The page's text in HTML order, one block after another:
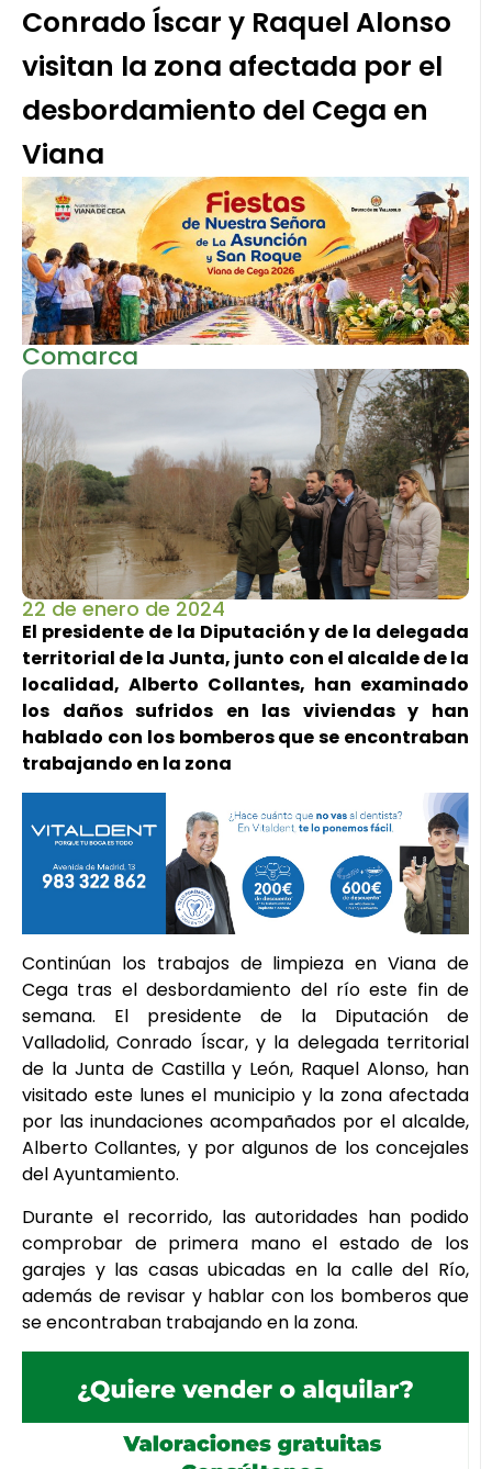
Conrado Íscar y Raquel Alonso
visitan la zona afectada por el
desbordamiento del Cega en
Viana
Comarca
22 de enero de 2024
El presidente de la Diputación y de la delegada
territorial de la Junta, junto con el alcalde de la
localidad, Alberto Collantes, han examinado
los daños sufridos en las viviendas y han
hablado con los bomberos que se encontraban
trabajando en la zona
Continúan los trabajos de limpieza en Viana de
Cega tras el desbordamiento del río este fin de
semana. El presidente de la Diputación de
Valladolid, Conrado Íscar, y la delegada territorial
de la Junta de Castilla y León, Raquel Alonso, han
visitado este lunes el municipio y la zona afectada
por las inundaciones acompañados por el alcalde,
Alberto Collantes, y por algunos de los concejales
del Ayuntamiento.
Durante el recorrido, las autoridades han podido
comprobar de primera mano el estado de los
garajes y las casas ubicadas en la calle del Río,
además de revisar y hablar con los bomberos que
se encontraban trabajando en la zona.